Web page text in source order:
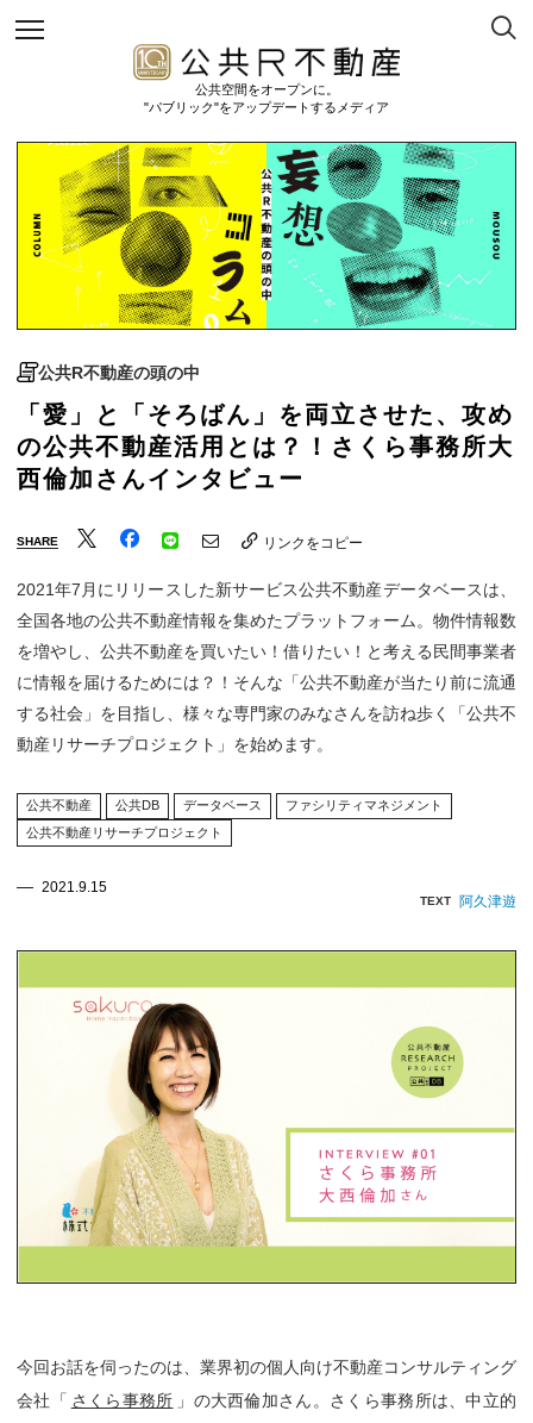
公共空間をオープンに。
"パブリック"をアップデートするメディア
公共R不動産の頭の中
「愛」と「そろばん」を両立させた、攻め
の公共不動産活用とは？！さくら事務所大
西倫加さんインタビュー
SHARE リンクをコピー
2021年7月にリリースした新サービス公共不動産データベースは、
全国各地の公共不動産情報を集めたプラットフォーム。物件情報数
を増やし、公共不動産を買いたい！借りたい！と考える民間事業者
に情報を届けるためには？！そんな「公共不動産が当たり前に流通
する社会」を目指し、様々な専門家のみなさんを訪ね歩く「公共不
動産リサーチプロジェクト」を始めます。
公共不動産 公共DB データベース
ファシリティマネジメント
公共不動産リサーチプロジェクト
2021.9.15
TEXT 阿久津遊
今回お話を伺ったのは、業界初の個人向け不動産コンサルティング
会社「 さくら事務所 」の大西倫加さん。さくら事務所は、中立的